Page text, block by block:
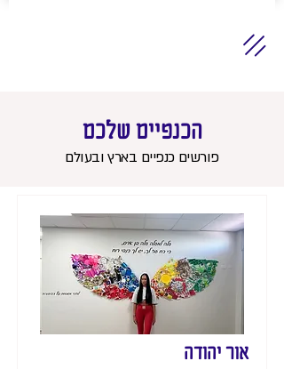
הכנפיים שלכם
פורשים כנפיים בארץ ובעולם
אור יהודה